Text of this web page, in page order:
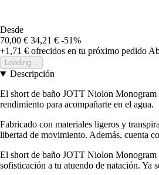
Desde
70,00 € 34,21 € -51%
+1,71 € ofrecidos en tu próximo pedido
Loading...
Descripción
El short de baño JOTT Niolon Monogram
rendimiento para acompañarte en el agua.
Fabricado con materiales ligeros y
libertad de movimiento. Además, cuenta
El short de baño JOTT Niolon Monogram
sofisticación a tu atuendo de natación. Ya